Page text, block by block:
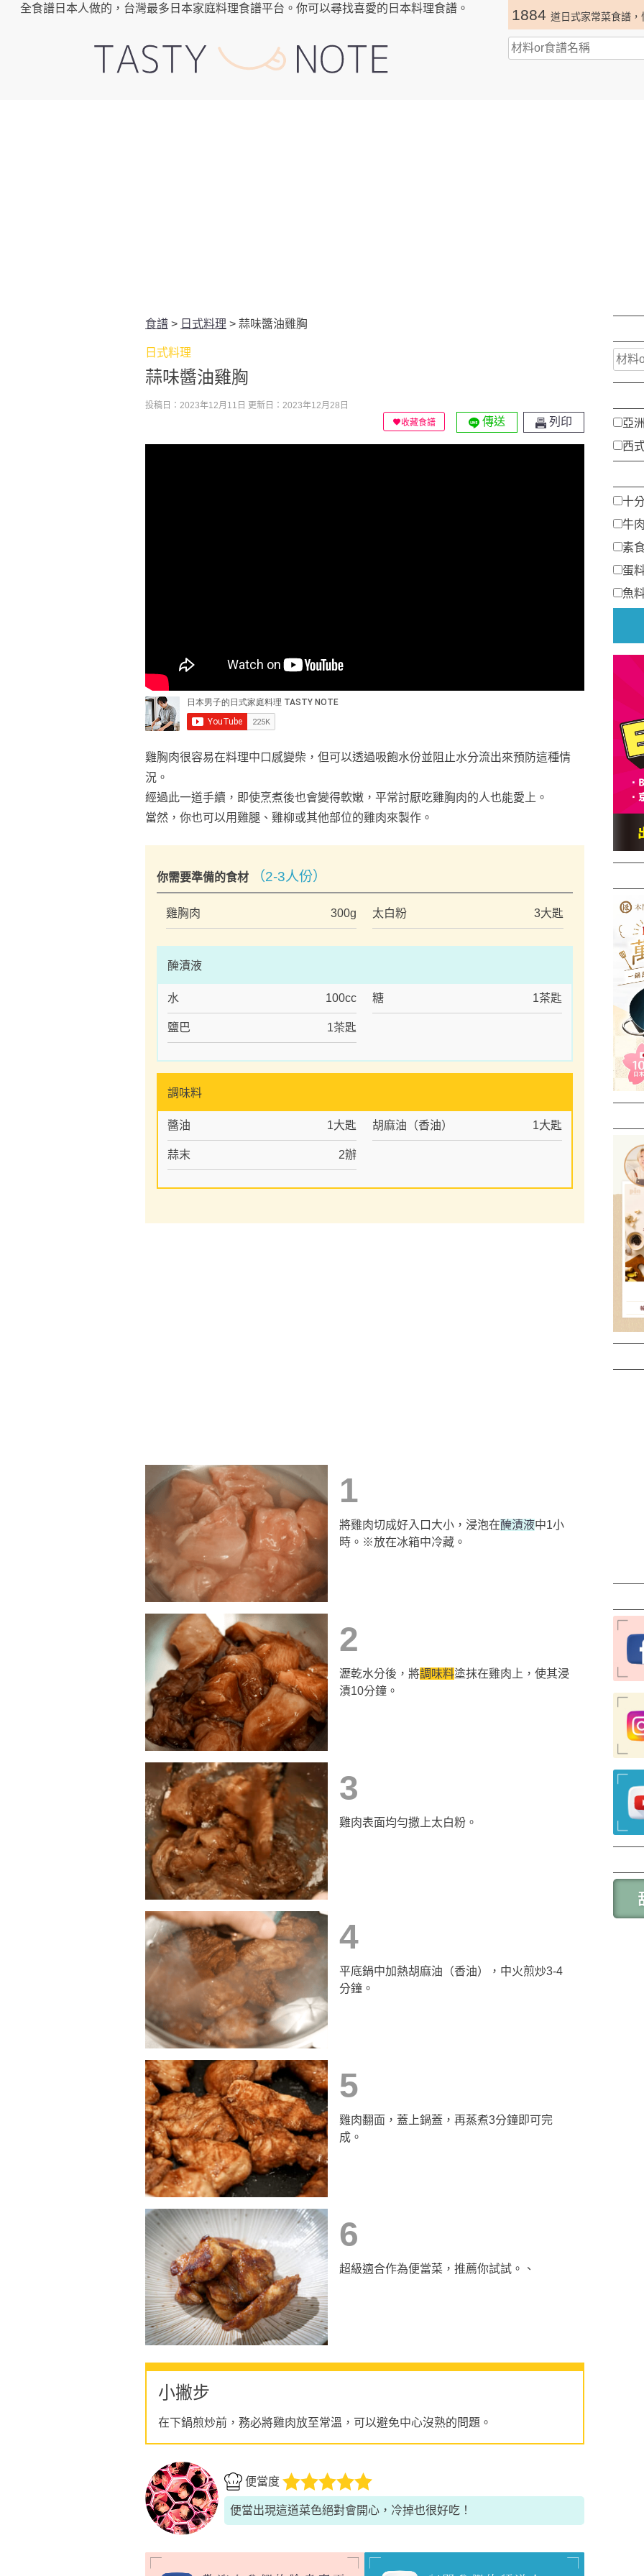
全食譜日本人做的，台灣最多日本家庭料理食譜平台。你可以尋找喜愛的日本料理食譜。 1884 道日式家常菜食譜，
食譜 > 日式料理 > 蒜味醬油雞胸
日式料理
蒜味醬油雞胸
投稿日：2023年12月11日 更新日：2023年12月28日
收藏食譜
傳送 列印
雞胸肉很容易在料理中口感變柴，但可以透過吸飽水份並阻止水分流出來預防這種情
況。
經過此一道手續，即使烹煮後也會變得軟嫩，平常討厭吃雞胸肉的人也能愛上。
當然，你也可以用雞腿、雞柳或其他部位的雞肉來製作。
你需要準備的食材 （2-3人份）
雞胸肉 300g 太白粉 3大匙
醃漬液
水 100cc 糖 1茶匙
鹽巴 1茶匙
調味料
醬油 1大匙 胡麻油（香油） 1大匙
蒜末 2辦
1
將雞肉切成好入口大小，浸泡在醃漬液中1小
時。※放在冰箱中冷藏。
2
瀝乾水分後，將調味料塗抹在雞肉上，使其浸
漬10分鐘。
3
雞肉表面均勻撒上太白粉。
4
平底鍋中加熱胡麻油（香油），中火煎炒3-4
分鐘。
5
雞肉翻面，蓋上鍋蓋，再蒸煮3分鐘即可完
成。
6
超級適合作為便當菜，推薦你試試。、
小撇步
在下鍋煎炒前，務必將雞肉放至常溫，可以避免中心沒熟的問題。
便當度
便當出現這道菜色絕對會開心，冷掉也很好吃！
亞
西
十
牛
素
蛋
魚